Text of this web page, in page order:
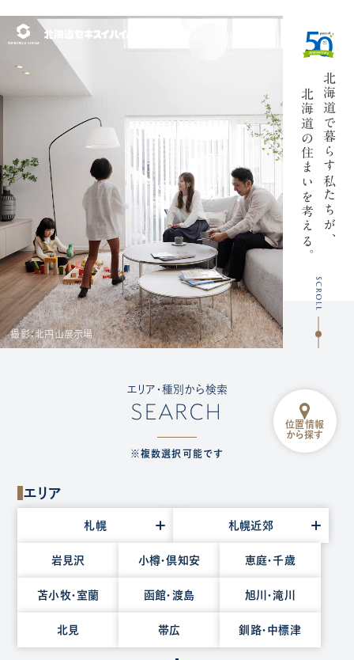
北海道で
暮らす私たちが、
北海道の
住まいを考
える
。
くる
撮影：北円山展示場
エリア・種別から検索
SEARCH
※複数選択可能です
位置情報
から探す
エリア
札幌 札幌近郊
岩見沢 小樽・倶知安 恵庭・千歳
苫小牧・室蘭 函館・渡島 旭川・滝川
北見 帯広 釧路・中標津